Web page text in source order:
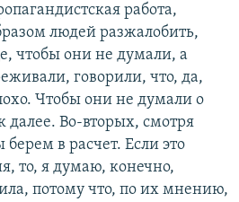
работа,
людей разжалобить,
чтобы они не думали, а
говорили, что, да,
Чтобы они не думали о
далее. Во-вторых, смотря
в расчет. Если это
то, я думаю, конечно,
потому что, по их мнению,